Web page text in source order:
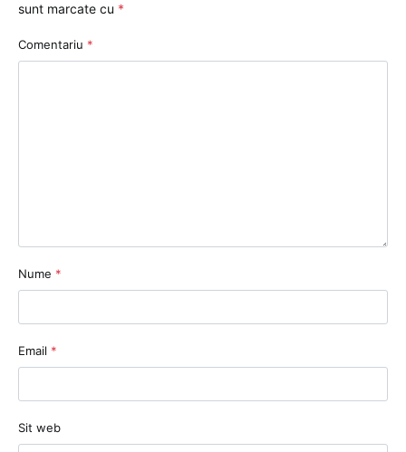
sunt marcate cu *
Comentariu *
Nume *
Email *
Sit web